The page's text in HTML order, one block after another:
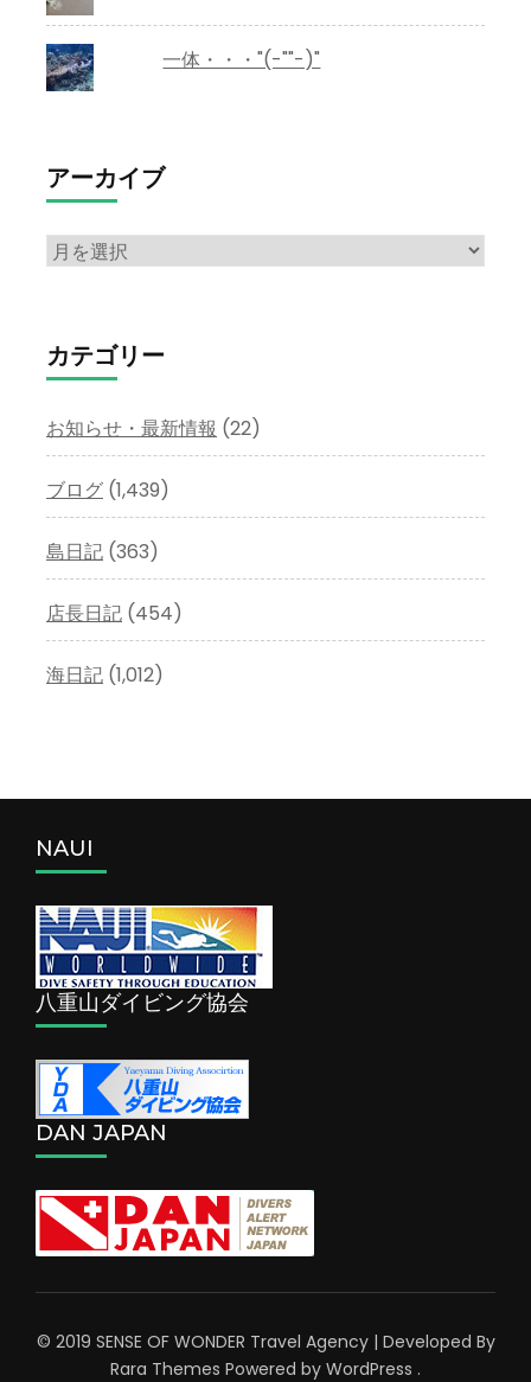
一体・・・"(-""-)"
アーカイブ
ア
イ
ブ
カテゴリー
お知らせ・最新情報 (22)
ブログ (1,439)
島日記 (363)
店長日記 (454)
海日記 (1,012)
NAUI
八重山ダイビング協会
DAN JAPAN
© 2019 SENSE OF WONDER Travel Agency | Developed By
Rara Themes Powered by WordPress .